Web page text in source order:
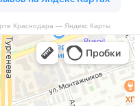
Краснодара — Яндекс Карты